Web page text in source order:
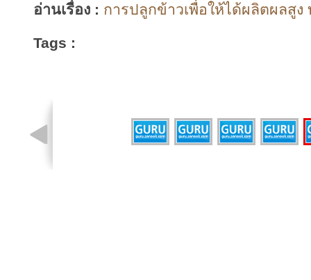
อ่านเรื่อง : การปลูกข้าวเพื่อให้ได้ผลิตผลสูง
Tags :